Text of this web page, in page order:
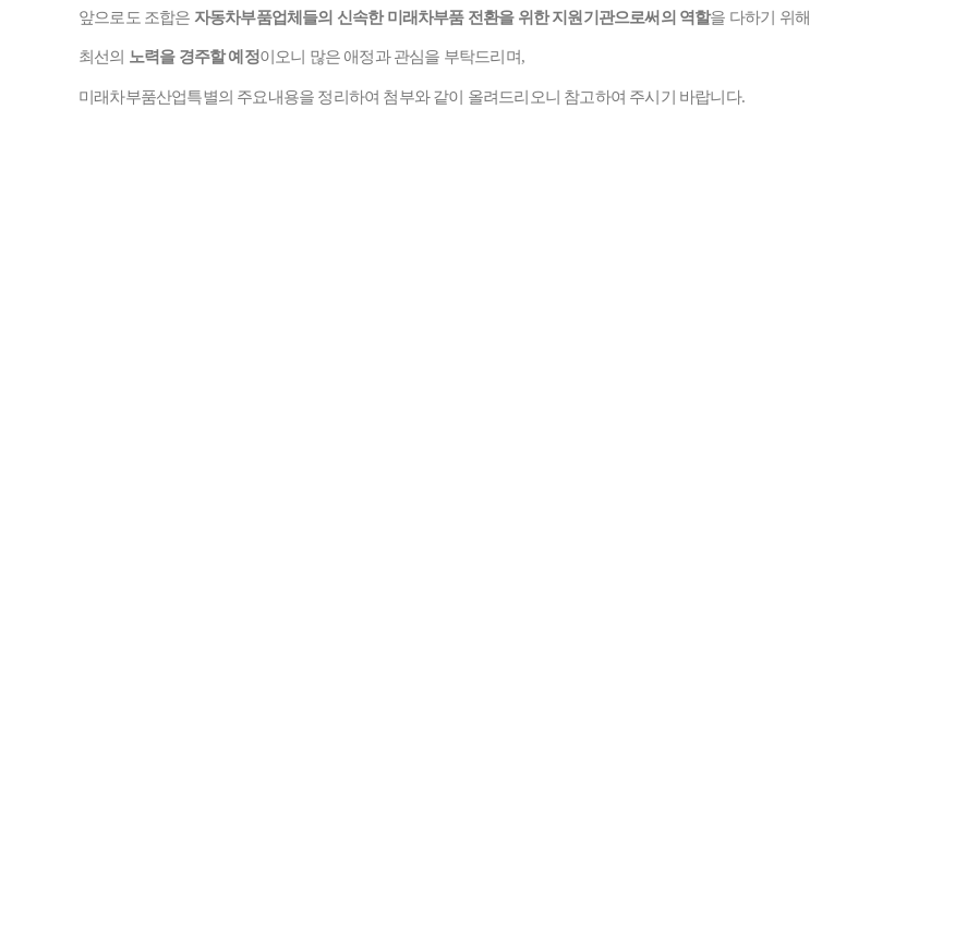
앞으로도 조합은 자동차부품업체들의 신속한 미래차부품 전환을 위한 지원기관으로써의 역할을 다하기 위해
최선의 노력을 경주할 예정이오니 많은 애정과 관심을 부탁드리며,
미래차부품산업특별의 주요내용을 정리하여 첨부와 같이 올려드리오니 참고하여 주시기 바랍니다.